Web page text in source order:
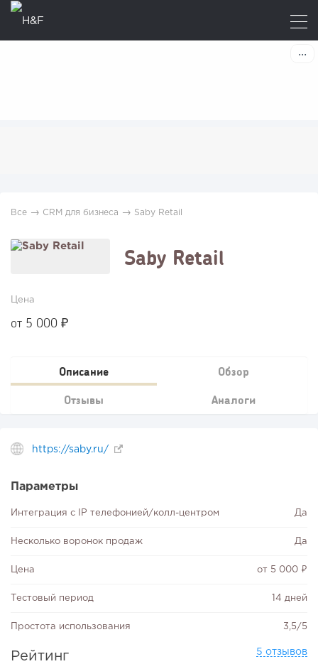
Все → CRM для бизнеса → Saby Retail
Saby Retail
Цена
от 5 000 ₽
Описание Обзор
Отзывы Аналоги
https://saby.ru/
Параметры
Интеграция с IP телефонией/колл-центром Да
Несколько воронок продаж Да
Цена от 5 000 ₽
Тестовый период 14 дней
Простота использования 3,5/5
Рейтинг 5 отзывов